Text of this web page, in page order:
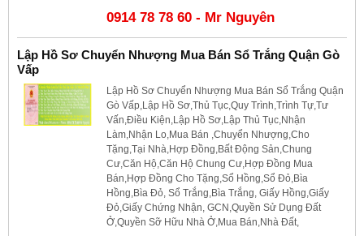
0914 78 78 60 - Mr Nguyên
Lập Hồ Sơ Chuyển Nhượng Mua Bán Sổ Trắng Quận Gò
Vấp
Lập Hồ Sơ Chuyển Nhượng Mua Bán Sổ Trắng Quận
Gò Vấp,Lập Hồ Sơ,Thủ Tục,Quy Trình,Trình Tự,Tư
Vấn,Điều Kiện,Lập Hồ Sơ,Lập Thủ Tục,Nhận
Làm,Nhận Lo,Mua Bán ,Chuyển Nhượng,Cho
Tặng,Tại Nhà,Hợp Đồng,Bất Động Sản,Chung
Cư,Căn Hộ,Căn Hộ Chung Cư,Hợp Đồng Mua
Bán,Hợp Đồng Cho Tặng,Sổ Hồng,Sổ Đỏ,Bìa
Hồng,Bìa Đỏ, Sổ Trắng,Bìa Trắng, Giấy Hồng,Giấy
Đỏ,Giấy Chứng Nhận, GCN,Quyền Sử Dụng Đất
Ở,Quyền Sỡ Hữu Nhà Ở,Mua Bán,Nhà Đất,